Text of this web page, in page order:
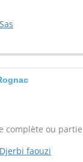
Sas
complète ou
Djerbi faouzi